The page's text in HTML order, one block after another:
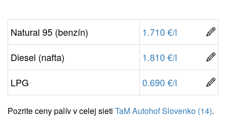
Natural 95 (benzín)
1.710 €/l
Diesel (nafta)
1.810 €/l
LPG
0.690 €/l
Pozrite ceny palív v celej sieti TaM Autohof Slovenko (14).